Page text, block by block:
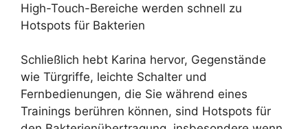
High-Touch-Bereiche werden schnell zu
Hotspots für Bakterien
Schließlich hebt Karina hervor, Gegenstände
wie Türgriffe, leichte Schalter und
Fernbedienungen, die Sie während eines
Trainings berühren können, sind Hotspots für